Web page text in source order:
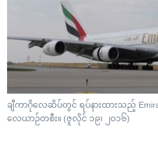
ညွန်း
စာမျက်နှာ
သို့
ကျော်
ကြည့်
ရန်
ရုပ်ရှင်ထဲက အင်္ဂလိပ်စာ
သုတပဒေသာ အင်္ဂလိပ်စာ
ရေဒီယို/တီဗွီအစီအစဉ်
Learning English
ဗွီအိုအေ လူမှုကွန်ယက်များ
ချီကာဂိုလေဆိပ်တွင် ရပ်နားထားသည့်
လေယာဉ်တစီး။ (ဇူလိုင် ၁၉၊ ၂၀၁၆)